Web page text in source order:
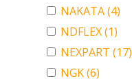
NAKATA(4)
NDFLEX(1)
NEXPART (17)
NGK(6)